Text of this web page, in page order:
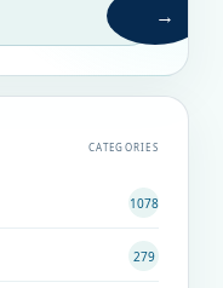
→
CATEGORIES
1078
279